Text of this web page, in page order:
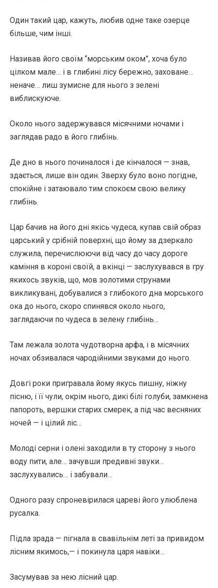
Один такий цар, кажуть, любив одне таке озерце
більше, чим інші.
Називав його своїм “морським оком”, хоча було
цілком мале… і в глибині лісу бережно, заховане…
неначе… лиш зумисне для нього з зелені
виблискуюче.
Около нього задержувався місячними ночами і
заглядав радо в його глибінь.
Де дно в нього починалося і де кінчалося — знав,
здається, лише він один. Зверху було воно погідне,
спокійне і затаювало тим спокоєм свою велику
глибінь.
Цар бачив на його дні якісь чудеса, купав свій образ
царський у срібній поверхні, що йому за дзеркало
служила, перечислюючи від часу до часу дороге
каміння в короні своїй, а вкінці — заслухувався в гру
якихось звуків, що, мов золотими струнами
викликувані, добувалися з глибокого дна морського
ока до нього, скоро спинявся около нього,
заглядаючи по чудеса в зелену глибінь…
Там лежала золота чудотворна арфа, і в місячних
ночах обзивалася чародійними звуками до нього.
Довгі роки пригравала йому якусь пишну, ніжну
пісню, і її чули, окрім нього, дикі білі голуби, замкнена
папороть, вершки старих смерек, а під час весняних
ночей — і цілий ліс…
Молоді серни і олені заходили в ту сторону з нього
воду пити, але… зачувши предивні звуки…
заслухувались… і забували…
Одного разу спроневірилася цареві його улюблена
русалка.
Підла зрада — пігнала в свавільнім леті за привидом
лісним якимось,— і покинула царя навіки…
Засумував за нею лісний цар.